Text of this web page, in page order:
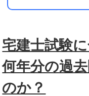
宅建士試験
何年分の過
のか？